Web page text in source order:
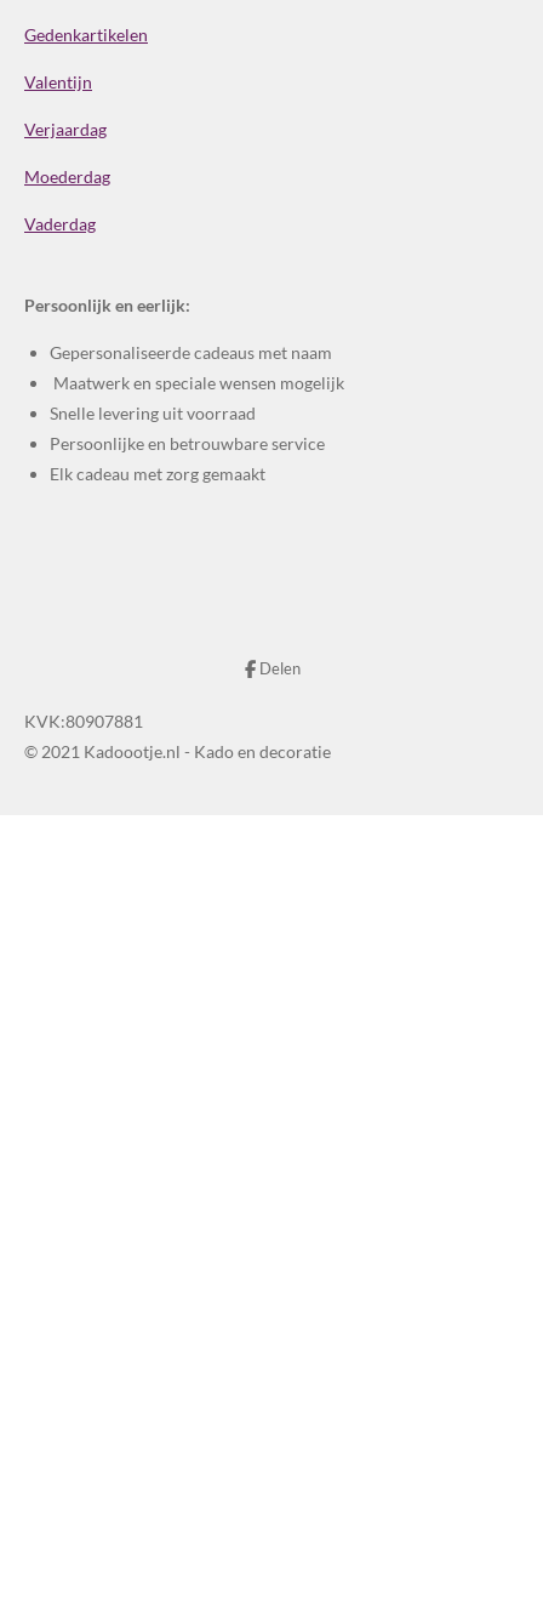
Gedenkartikelen
Valentijn
Verjaardag
Moederdag
Vaderdag
Persoonlijk en eerlijk:
Gepersonaliseerde cadeaus met naam
Maatwerk en speciale wensen mogelijk
Snelle levering uit voorraad
Persoonlijke en betrouwbare service
Elk cadeau met zorg gemaakt
Delen
KVK:80907881
© 2021 Kadoootje.nl - Kado en decoratie